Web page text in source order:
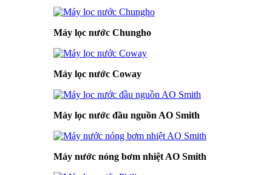
Máy lọc nước Chungho
Máy lọc nước Coway
Máy lọc nước đầu nguồn AO Smith
Máy nước nóng bơm nhiệt AO Smith